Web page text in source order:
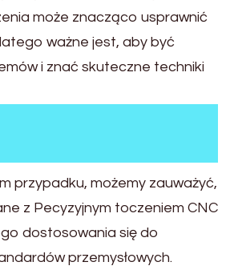
może znacząco usprawnić
ważne jest, aby być
i znać skuteczne techniki
przypadku, możemy zauważyć,
z Pecyzyjnym toczeniem CNC
dostosowania się do
przemysłowych.